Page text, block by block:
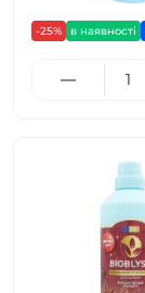
-25% в наявності